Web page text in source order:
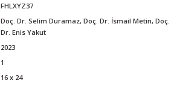
FHLXYZ37
Doç. Dr. Selim Duramaz, Doç. Dr. İsmail Metin, Doç.
Dr. Enis Yakut
2023
1
16 x 24